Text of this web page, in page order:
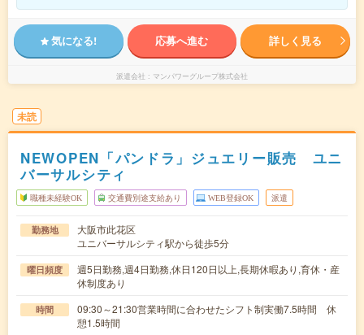
気になる! 応募へ進む 詳しく見る
派遣会社 マンパワーグループ株式会社
未読
NEWOPEN「パンドラ」ジュエリー販売 ユニ
バーサルシティ
職種未経験OK 交通費別途支給あり WEB登録OK 派遣
勤務地
大阪市此花区
ユニバーサルシティ駅から徒歩5分
曜日頻度
週5日勤務,週4日勤務,休日120日以上,長期休暇あり,育休・産
休制度あり
時間
09:30～21:30営業時間に合わせたシフト制実働7.5時間 休
憩1.5時間